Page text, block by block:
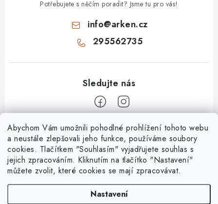
Abychom Vám umožnili pohodlné prohlížení tohoto webu
a neustále zlepšovali jeho funkce, používáme soubory
cookies. Tlačítkem "Souhlasím" vyjadřujete souhlas s
jejich zpracováním. Kliknutím na tlačítko "Nastavení"
můžete zvolit, které cookies se mají zpracovávat.
Nastavení
Potřebujete s něčím poradit? Jsme tu pro vás!
info@arken.cz
295562735
O Arken
O nás
Vše o nákupu
Platební metody